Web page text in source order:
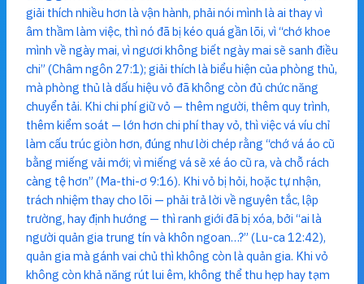
giải thích nhiều hơn là vận hành, phải nói mình là ai thay vì
âm thầm làm việc, thì nó đã bị kéo quá gần lõi, vì “chớ khoe
mình về ngày mai, vì ngươi không biết ngày mai sẽ sanh điều
chi” (Châm ngôn 27:1); giải thích là biểu hiện của phòng thủ,
mà phòng thủ là dấu hiệu vỏ đã không còn đủ chức năng
chuyển tải. Khi chi phí giữ vỏ — thêm người, thêm quy trình,
thêm kiểm soát — lớn hơn chi phí thay vỏ, thì việc vá víu chỉ
làm cấu trúc giòn hơn, đúng như lời chép rằng “chớ vá áo cũ
bằng miếng vải mới; vì miếng vá sẽ xé áo cũ ra, và chỗ rách
càng tệ hơn” (Ma-thi-ơ 9:16). Khi vỏ bị hỏi, hoặc tự nhận,
trách nhiệm thay cho lõi — phải trả lời về nguyên tắc, lập
trường, hay định hướng — thì ranh giới đã bị xóa, bởi “ai là
người quản gia trung tín và khôn ngoan…?” (Lu-ca 12:42),
quản gia mà gánh vai chủ thì không còn là quản gia. Khi vỏ
không còn khả năng rút lui êm, không thể thu hẹp hay tạm